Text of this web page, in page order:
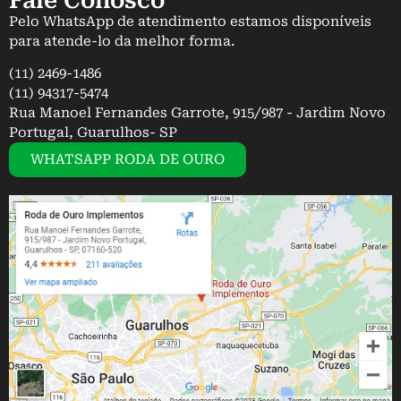
Pelo WhatsApp de atendimento estamos disponíveis
para atende-lo da melhor forma.
(11) 2469-1486
(11) 94317-5474
Rua Manoel Fernandes Garrote, 915/987 - Jardim Novo
Portugal, Guarulhos- SP
WHATSAPP RODA DE OURO